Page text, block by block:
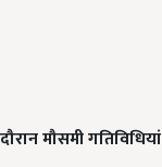
मौसमी गतिविधियां